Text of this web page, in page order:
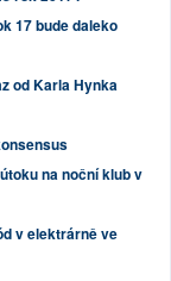
17 bude daleko
od Karla Hynka
na noční klub v
v elektrárně ve